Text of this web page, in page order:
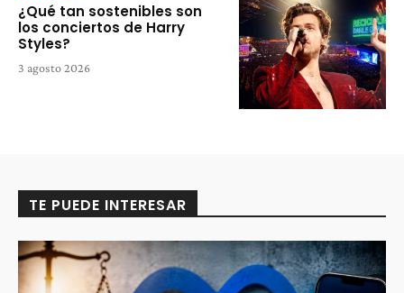
¿Qué tan sostenibles son
los conciertos de Harry
Styles?
3 agosto 2026
TE PUEDE INTERESAR